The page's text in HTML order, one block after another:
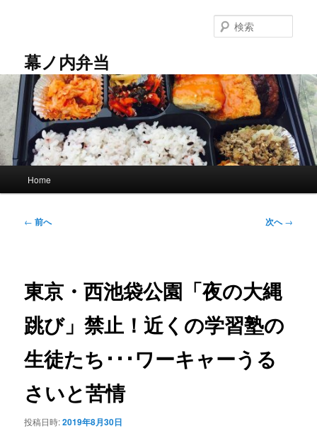
テ
ン
へ
移
動
幕ノ内弁当
索
Home
投
ゲ
ー
ョ
ン
← 前へ 次へ→
東京・西池袋公園「夜の大縄
跳び」禁止！近くの学習塾の
生徒たち･･･ワーキャーうる
さいと苦情
投稿日時:2019年8月30日